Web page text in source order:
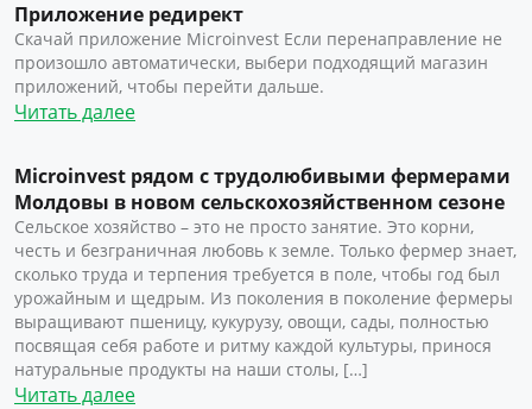
Приложение редирект
Скачай приложение Microinvest Если перенаправление не
произошло автоматически, выбери подходящий магазин
приложений, чтобы перейти дальше.
Читать далее
Microinvest рядом с трудолюбивыми фермерами
Молдовы в новом сельскохозяйственном сезоне
Сельское хозяйство – это не просто занятие. Это корни,
честь и безграничная любовь к земле. Только фермер знает,
сколько труда и терпения требуется в поле, чтобы год был
урожайным и щедрым. Из поколения в поколение фермеры
выращивают пшеницу, кукурузу, овощи, сады, полностью
посвящая себя работе и ритму каждой культуры, принося
натуральные продукты на наши столы, […]
Читать далее